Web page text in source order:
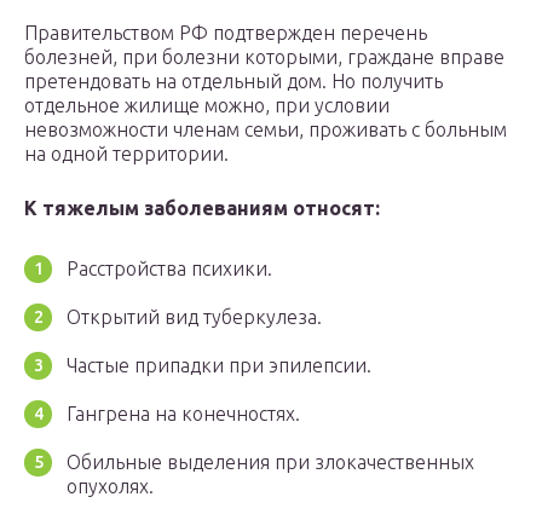
Правительством РФ подтвержден перечень
болезней, при болезни которыми, граждане вправе
претендовать на отдельный дом. Но получить
отдельное жилище можно, при условии
невозможности членам семьи, проживать с больным
на одной территории.
К тяжелым заболеваниям относят:
Расстройства психики.
Открытий вид туберкулеза.
Частые припадки при эпилепсии.
Гангрена на конечностях.
Обильные выделения при злокачественных
опухолях.